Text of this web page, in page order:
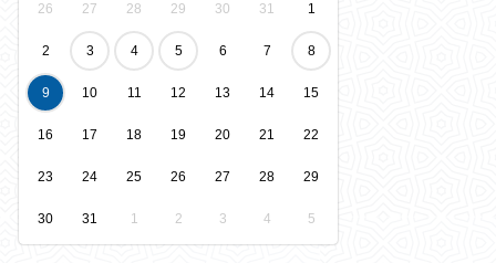
26 27 28 29 30 31 1
2 3 4 5 6 7 8
9 10 11 12 13 14 15
16 17 18 19 20 21 22
23 24 25 26 27 28 29
30 31 1 2 3 4 5